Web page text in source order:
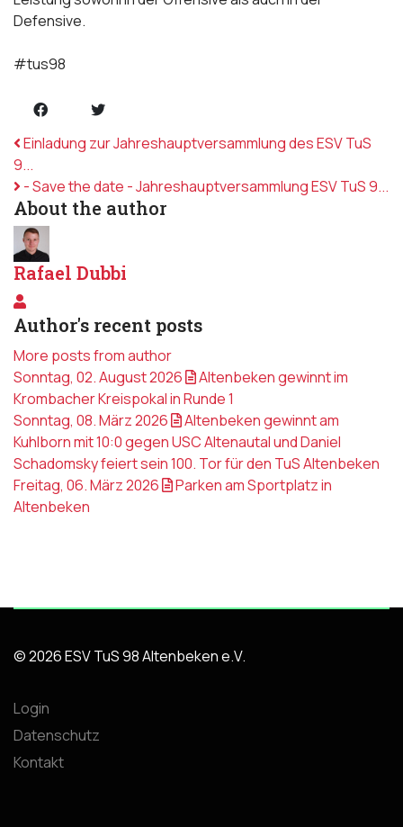
Defensive.
#tus98
Einladung zur Jahreshauptversammlung des ESV TuS
9...
- Save the date - Jahreshauptversammlung ESV TuS 9...
About the author
Rafael Dubbi
Rafael Dubbi
Author's recent posts
More posts from author
Sonntag, 02. August 2026
Altenbeken gewinnt im
Krombacher Kreispokal in Runde 1
Sonntag, 08. März 2026
Altenbeken gewinnt am
Kuhlborn mit 10:0 gegen USC Altenautal und Daniel
Schadomsky feiert sein 100. Tor für den TuS Altenbeken
Freitag, 06. März 2026
Parken am Sportplatz in
Altenbeken
© 2026 ESV TuS 98 Altenbeken e.V.
Login
Datenschutz
Kontakt